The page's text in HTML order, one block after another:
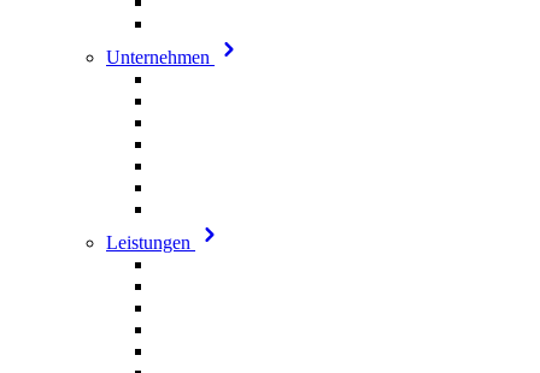
Unternehmen
Leistungen